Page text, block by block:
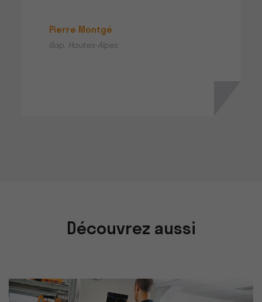
Pierre Montgé
Gap, Hautes-Alpes
Découvrez aussi